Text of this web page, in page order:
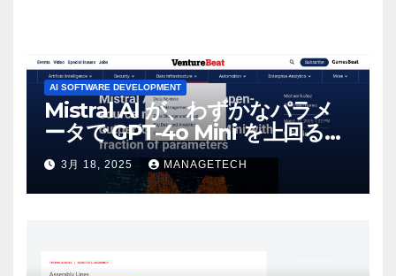
AI SOFTWARE DEVELOPMENT
Mistral AI が、わずかなパラメ
ータで GPT-4o Mini を上回る新
しいオープンソース モデルをリ
リース | VentureBeat
3月 18, 2025 MANAGETECH